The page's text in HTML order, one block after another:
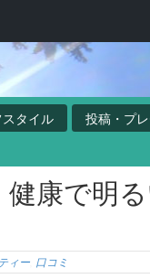
タイル
投稿・プ
康で明
ィー 口コミ